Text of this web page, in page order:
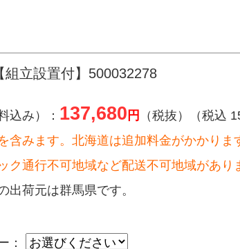
組立設置付】500032278
込み）： 137,680 円
（税抜）（税込
含みます。北海道は追加料金がかかりま
ク通行不可地域など配送不可地域があり
出荷元は群馬県です。
：